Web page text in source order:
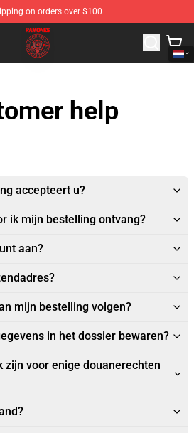
on orders over $100
Ramones Merchandise Shop
help
accepteert u?
ik mijn bestelling ontvang?
aan?
mijn bestelling volgen?
in het dossier bewaren?
voor enige douanerechten